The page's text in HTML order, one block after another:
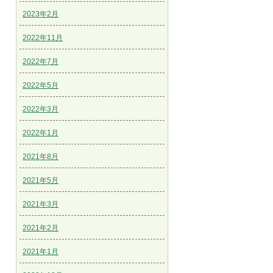
2023年2月
2022年11月
2022年7月
2022年5月
2022年3月
2022年1月
2021年8月
2021年5月
2021年3月
2021年2月
2021年1月